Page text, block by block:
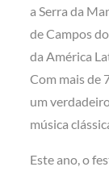
a Serra da
de Campos
da América
Com mais de
um
música
Este ano, o